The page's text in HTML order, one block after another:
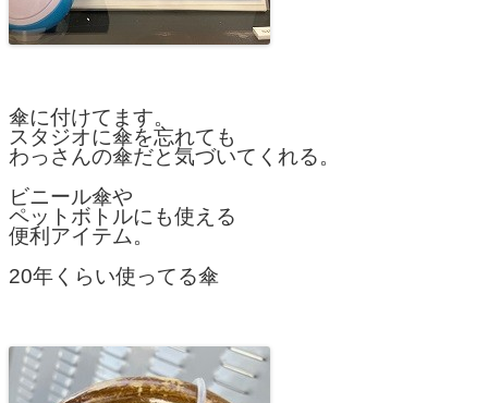
傘に付けてます。
スタジオに傘を忘れても
わっさんの傘だと気づいてくれる。
ビニール傘や
ペットボトルにも使える
便利アイテム。
20年くらい使ってる傘